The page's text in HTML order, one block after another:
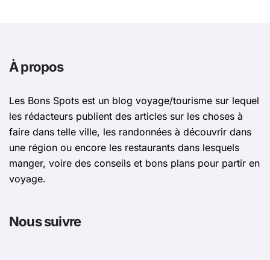
À propos
Les Bons Spots est un blog voyage/tourisme sur lequel
les rédacteurs publient des articles sur les choses à
faire dans telle ville, les randonnées à découvrir dans
une région ou encore les restaurants dans lesquels
manger, voire des conseils et bons plans pour partir en
voyage.
Nous suivre